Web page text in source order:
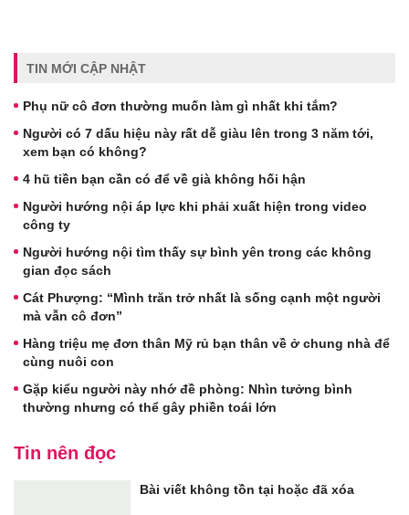
TIN MỚI CẬP NHẬT
Phụ nữ cô đơn thường muốn làm gì nhất khi tắm?
Người có 7 dấu hiệu này rất dễ giàu lên trong 3 năm tới,
xem bạn có không?
4 hũ tiền bạn cần có để về già không hối hận
Người hướng nội áp lực khi phải xuất hiện trong video
công ty
Người hướng nội tìm thấy sự bình yên trong các không
gian đọc sách
Cát Phượng: “Mình trăn trở nhất là sống cạnh một người
mà vẫn cô đơn”
Hàng triệu mẹ đơn thân Mỹ rủ bạn thân về ở chung nhà để
cùng nuôi con
Gặp kiểu người này nhớ đề phòng: Nhìn tưởng bình
thường nhưng có thể gây phiền toái lớn
Tin nên đọc
Bài viết không tồn tại hoặc đã xóa